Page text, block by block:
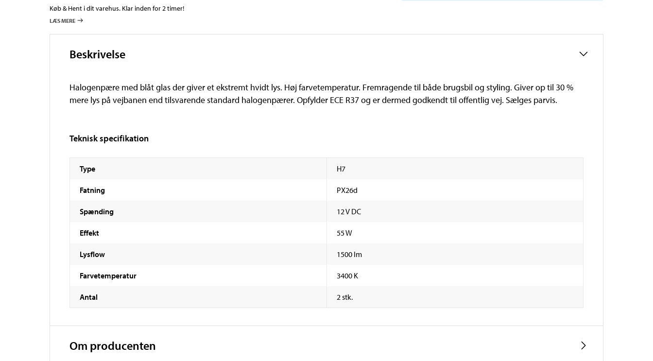
Køb & Hent i dit varehus. Klar inden for 2 timer!
LÆS MERE
Beskrivelse
Halogenpære med blåt glas der giver et ekstremt hvidt lys. Høj farvetemperatur. Fremragende til både brugsbil og styling. Giver op til 30 %
mere lys på vejbanen end tilsvarende standard halogenpærer. Opfylder ECE R37 og er dermed godkendt til offentlig vej. Sælges parvis.
Teknisk specifikation
Type H7
Fatning PX26d
Spænding 12 V DC
Effekt 55 W
Lysflow 1500 lm
Farvetemperatur 3400 K
Antal 2 stk.
Om producenten